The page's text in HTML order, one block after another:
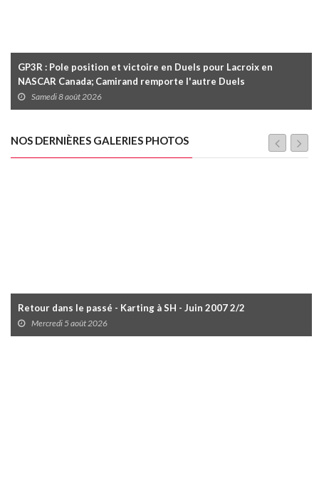
GP3R : Pole position et victoire en Duels pour Lacroix en
NASCAR Canada; Camirand remporte l'autre Duels
Samedi 8 août 2026
NOS DERNIÈRES GALERIES PHOTOS
Retour dans le passé - Karting à SH - Juin 2007 2/2
Mercredi 5 août 2026